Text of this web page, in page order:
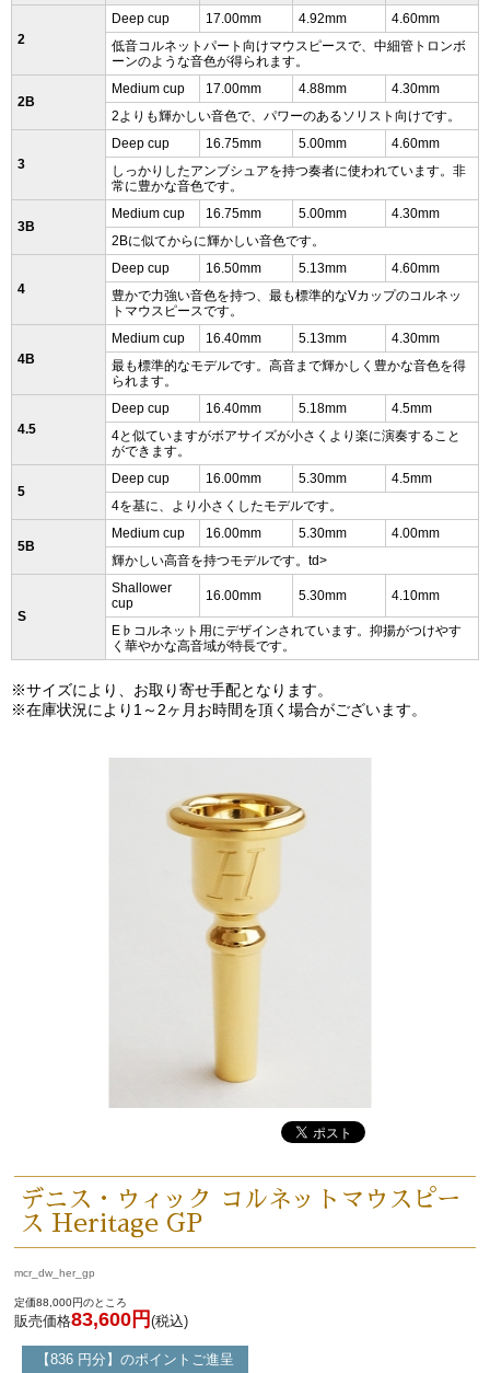
2
Deep cup 17.00mm 4.92mm
4.60mm
低音コルネットパート向けマウスピースで、中細管トロンボ
ーンのような音色が得られます。
2B
Medium cup 17.00mm 4.88mm
4.30mm
2よりも輝かしい音色で、パワーのあるソリスト向けです。
3
Deep cup 16.75mm 5.00mm
4.60mm
しっかりしたアンブシュアを持つ奏者に使われています。非
常に豊かな音色です。
3B
Medium cup 16.75mm 5.00mm
4.30mm
2Bに似てからに輝かしい音色です。
4
Deep cup 16.50mm 5.13mm
4.60mm
豊かで力強い音色を持つ、最も標準的なVカップのコルネッ
トマウスピースです。
4B
Medium cup 16.40mm 5.13mm
4.30mm
最も標準的なモデルです。高音まで輝かしく豊かな音色を得
られます。
4.5
Deep cup 16.40mm 5.18mm
4.5mm
4と似ていますがボアサイズが小さくより楽に演奏すること
ができます。
5
Deep cup 16.00mm 5.30mm
4.5mm
4を基に、より小さくしたモデルです。
5B
Medium cup 16.00mm 5.30mm
4.00mm
輝かしい高音を持つモデルです。td>
S
Shallower
cup
16.00mm 5.30mm 4.10mm
E♭コルネット用にデザインされています。抑揚がつけやす
く華やかな高音域が特長です。
※サイズにより、お取り寄せ手配となります。
※在庫状況により1～2ヶ月お時間を頂く場合がございます。
デニス・ウィック コルネットマウスピー
ス Heritage GP
mcr_dw_her_gp
定価88,000円のところ
販売価格83,600円 (税込)
【836 円分】のポイントご進呈